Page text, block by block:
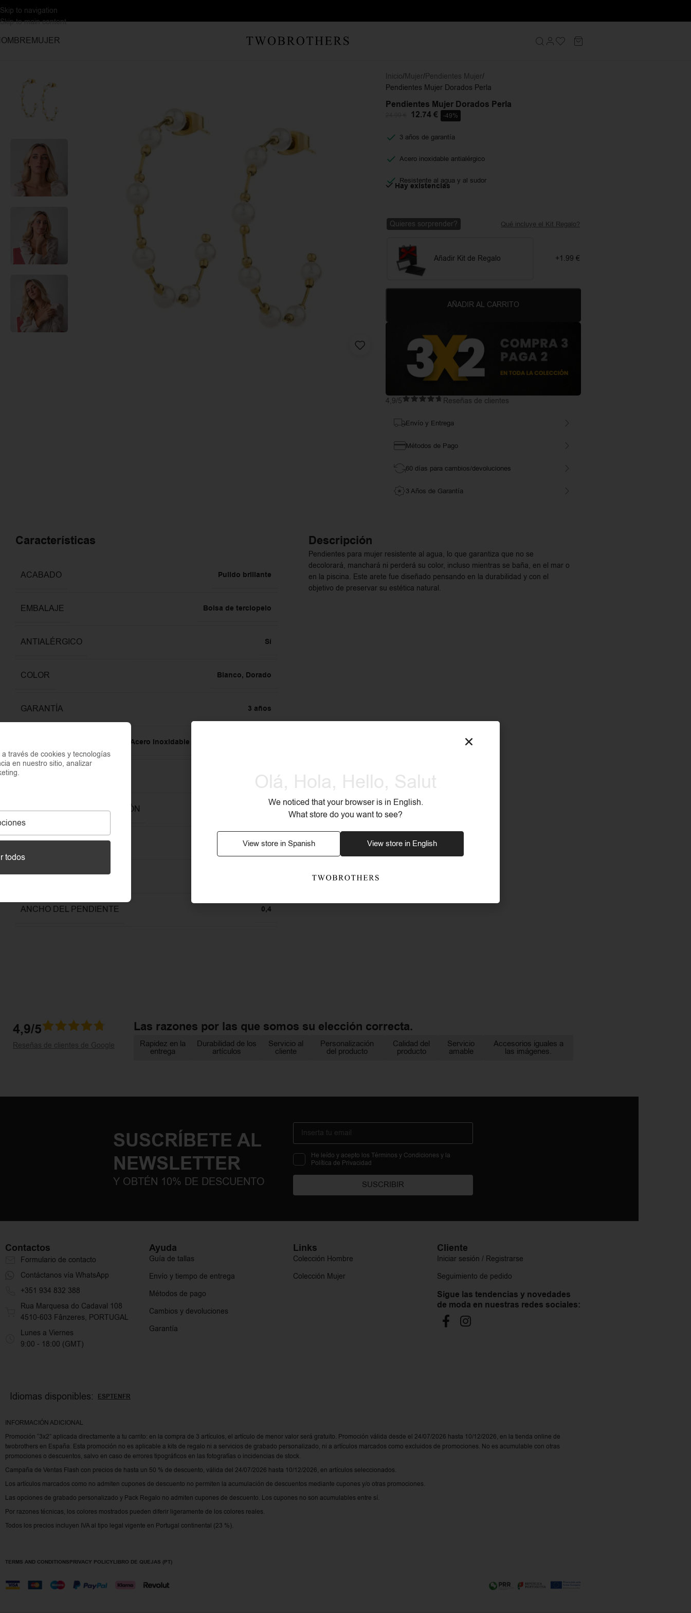
Skip to navigation
Skip to main content
MUJER
Inicio Mujer Pendientes Mujer
Pendientes Mujer Dorados Perla
Pendientes Mujer Dorados Perla
12.74€ -49%
3 años de garantía
Acero inoxidable antialérgico
Resistente al agua y al sudor
Hay existencias
Quieres sorprender? Qué incluye el Kit Regalo?
Añadir Kit de Regalo +1.99 €
AÑADIR AL CARRITO
4,9/5 Reseñas de clientes
Envío y Entrega
Métodos de Pago
60 días para cambios/devoluciones
3 Años de Garantía
Características
ACABADO Pulido brillante
EMBALAJE Bolsa de terciopelo
ANTIALÉRGICO Sí
COLOR Blanco, Dorado
GARANTÍA 3 años
Acero Inoxidable 316L
Sí
RESISTENTE A LA OXIDACIÓN
RESISTENTE AL SUDOR Sí
ALTURA DEL PENDIENTE
ANCHO DEL PENDIENTE 0,4
Descripción
Pendientes para mujer resistente al agua, lo que garantiza que no se
decolorará, manchará ni perderá su color, incluso mientras se baña, en el mar o
en la piscina. Este arete fue diseñado pensando en la durabilidad y con el
objetivo de preservar su estética natural.
4,9/5
Reseñas de clientes de Google
Las razones por las que somos su elección correcta.
Rapidez en la
entrega
Durabilidad de los
artículos
Servicio al
cliente
Personalización
del producto
Calidad del
producto
Servicio
amable
Accesorios iguales a
las imágenes.
SUSCRÍBETE AL
NEWSLETTER
Y OBTÉN 10% DE DESCUENTO
He leído y acepto los Términos y Condiciones y la
Política de Privacidad
SUSCRIBIR
Contactos
Formulario de contacto
Contáctanos vía WhatsApp
+351 934 832 388
Rua Marquesa do Cadaval 108
4510-603 Fânzeres, PORTUGAL
Lunes a Viernes
9:00 - 18:00 (GMT)
Ayuda
Guía de tallas
Envío y tiempo de entrega
Métodos de pago
Cambios y devoluciones
Garantía
Links
Colección Hombre
Colección Mujer
Cliente
Iniciar sesión / Registrarse
Seguimiento de pedido
Sigue las tendencias y novedades
de moda en nuestras redes sociales:
Idiomas disponibles: ESPTENFR
INFORMACIÓN ADICIONAL
Promoción “3x2” aplicada directamente a tu carrito: en la compra de 3 artículos, el artículo de menor valor será gratuito. Promoción válida desde el 24/07/2026 hasta 10/12/2026, en la tienda online de
twobrothers en España. Esta promoción no es aplicable a kits de regalo ni a servicios de grabado personalizado, ni a artículos marcados como excluidos de promociones. No es acumulable con otras
promociones o descuentos, salvo en caso de errores tipográficos en las fotografías o incidencias de stock.
Campaña de Ventas Flash con precios de hasta un 50 % de descuento, válida del 24/07/2026 hasta 10/12/2026, en artículos seleccionados.
Los artículos marcados como no admiten cupones de descuento no permiten la acumulación de descuentos mediante cupones y/o otras promociones.
Las opciones de grabado personalizado y Pack Regalo no admiten cupones de descuento. Los cupones no son acumulables entre sí.
Por razones técnicas, los colores mostrados pueden diferir ligeramente de los colores reales.
Todos los precios incluyen IVA al tipo legal vigente en Portugal continental (23 %).
TERMS AND CONDITIONSPRIVACY POLICYLIBRO DE QUEJAS (PT)
través de cookies y tecnologías
en nuestro sitio, analizar
todos
Olá, Hola, Hello, Salut
We noticed that your browser is in English.
What store do you want to see?
View store in Spanish View store in English